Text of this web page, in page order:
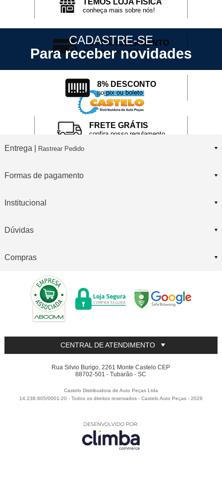
conheça mais sobre nós!
12X PARCELAMENTO
no cartão de crédito
8% DESCONTO
no pix ou boleto
FRETE GRÁTIS
confira nosso regulamento
CADASTRE-SE
Para receber novidades
Entrega | Rastrear Pedido
Formas de pagamento
Institucional
Dúvidas
Compras
CENTRAL DE ATENDIMENTO
Rua Silvio Burigo, 2261 Monte Castelo CEP
88702-501 - Tubarão - SC
Castelo Distribuidora de Auto Peças Ltda
14.238.605/0001-20 - Todos os direitos reservados -Castelo Auto Peças -2026